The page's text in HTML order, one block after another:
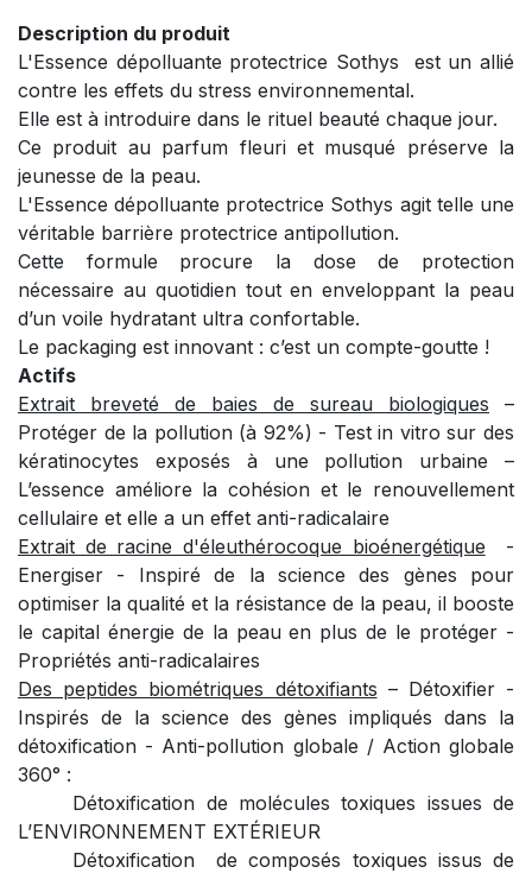
Description du produit
L'Essence dépolluante protectrice Sothys
est un allié
contre les effets du stress environnemental.
Elle est à introduire dans le rituel beauté chaque jour.
Ce produit au parfum fleuri et musqué préserve la
jeunesse de la peau.
L'Essence dépolluante protectrice Sothys agit telle une
véritable barrière protectrice antipollution.
Cette formule procure la dose de protection
nécessaire au quotidien tout en enveloppant la peau
d’un voile hydratant ultra confortable.
Le packaging est innovant : c’est un compte-goutte !
Actifs
Extrait breveté de baies de sureau biologiques –
Protéger de la pollution (à 92%) - Test in vitro sur des
kératinocytes exposés à une pollution urbaine –
L’essence améliore la cohésion et le renouvellement
cellulaire et elle a un effet anti-radicalaire
Extrait de racine d'éleuthérocoque bioénergétique
-
Energiser - Inspiré de la science des gènes pour
optimiser la qualité et la résistance de la peau, il booste
le capital énergie de la peau en plus de le protéger -
Propriétés anti-radicalaires
Des peptides biométriques détoxifiants – Détoxifier -
Inspirés de la science des gènes impliqués dans la
détoxification - Anti-pollution globale / Action globale
360° :
Détoxification de molécules toxiques issues de
L’ENVIRONNEMENT EXTÉRIEUR
Détoxification
de composés toxiques issus de